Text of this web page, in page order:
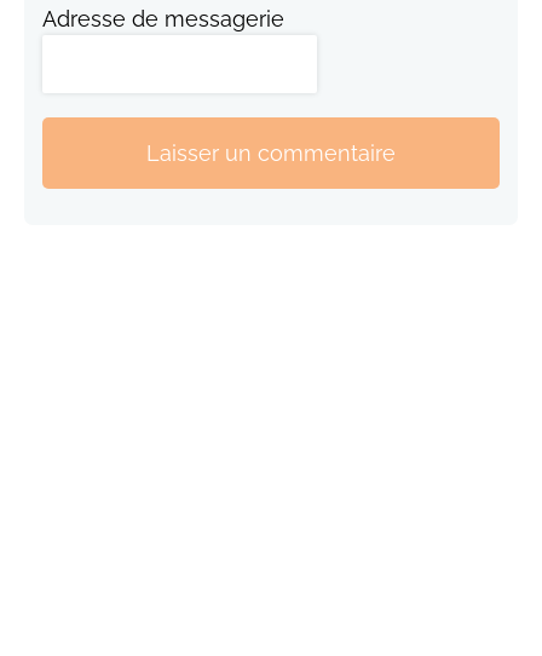
Adresse de messagerie
Laisser un commentaire